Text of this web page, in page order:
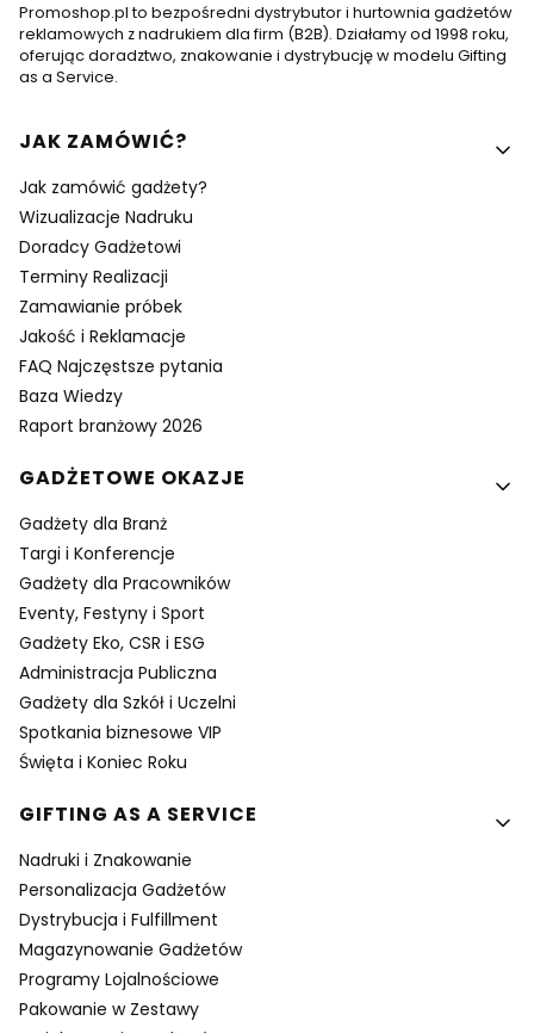
Promoshop.pl to bezpośredni dystrybutor i hurtownia gadżetów
reklamowych z nadrukiem dla firm (B2B). Działamy od 1998 roku,
oferując doradztwo, znakowanie i dystrybucję w modelu Gifting
as a Service.
Linki w stopce
JAK ZAMÓWIĆ?
Jak zamówić gadżety?
Wizualizacje Nadruku
Doradcy Gadżetowi
Terminy Realizacji
Zamawianie próbek
Jakość i Reklamacje
FAQ Najczęstsze pytania
Baza Wiedzy
Raport branżowy 2026
GADŻETOWE OKAZJE
Gadżety dla Branż
Targi i Konferencje
Gadżety dla Pracowników
Eventy, Festyny i Sport
Gadżety Eko, CSR i ESG
Administracja Publiczna
Gadżety dla Szkół i Uczelni
Spotkania biznesowe VIP
Święta i Koniec Roku
GIFTING AS A SERVICE
Nadruki i Znakowanie
Personalizacja Gadżetów
Dystrybucja i Fulfillment
Magazynowanie Gadżetów
Programy Lojalnościowe
Pakowanie w Zestawy